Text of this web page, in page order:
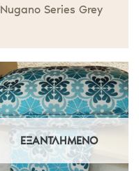
Nugano Series Grey
ΕΞΑΝΤΛΗΜΈΝΟ